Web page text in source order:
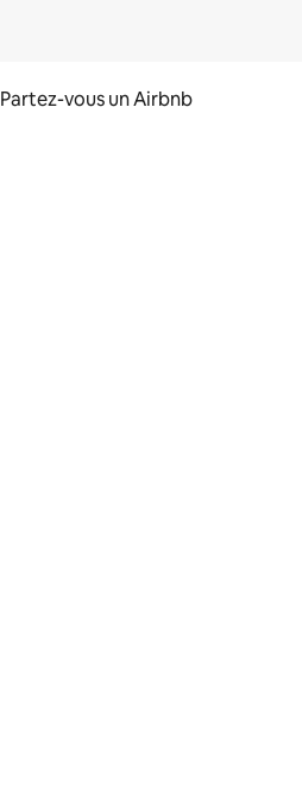
Partez-vous un Airbnb